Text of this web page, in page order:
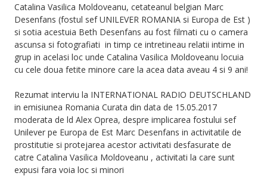
Catalina Vasilica Moldoveanu, cetateanul belgian Marc
Desenfans (fostul sef UNILEVER ROMANIA si Europa de Est )
si sotia acestuia Beth Desenfans au fost filmati cu o camera
ascunsa si fotografiati in timp ce intretineau relatii intime in
grup in acelasi loc unde Catalina Vasilica Moldoveanu locuia
cu cele doua fetite minore care la acea data aveau 4 si 9 ani!
Rezumat interviu la INTERNATIONAL RADIO DEUTSCHLAND
in emisiunea Romania Curata din data de 15.05.2017
moderata de ld Alex Oprea, despre implicarea fostului sef
Unilever pe Europa de Est Marc Desenfans in activitatile de
prostitutie si protejarea acestor activitati desfasurate de
catre Catalina Vasilica Moldoveanu , activitati la care sunt
expusi fara voia loc si minori